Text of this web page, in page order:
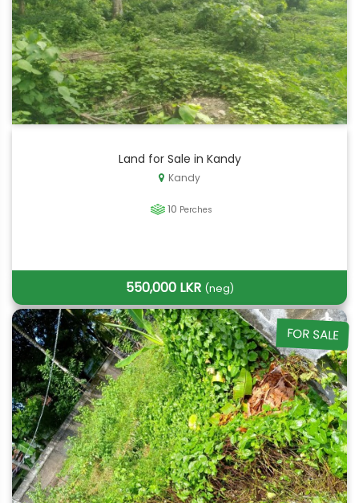
Land for Sale in Kandy
Kandy
10 Perches
550,000 LKR (neg)
FOR SALE